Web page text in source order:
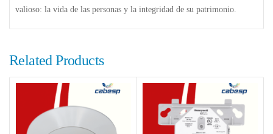
valioso: la vida de las personas y la integridad de su patrimonio.
Related Products